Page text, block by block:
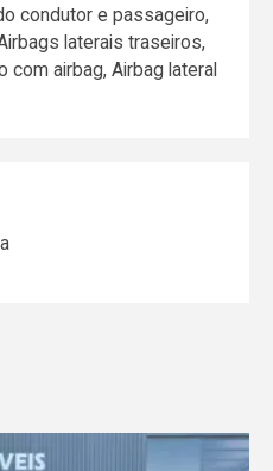
condutor e passageiro,
laterais traseiros,
com airbag, Airbag lateral